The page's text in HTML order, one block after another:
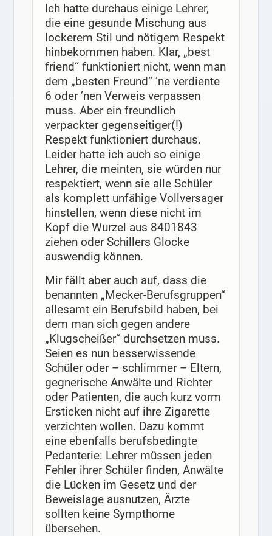
Ich hatte durchaus einige Lehrer,
die eine gesunde Mischung aus
lockerem Stil und nötigem Respekt
hinbekommen haben. Klar, „best
friend“ funktioniert nicht, wenn man
dem „besten Freund“ ’ne verdiente
6 oder ’nen Verweis verpassen
muss. Aber ein freundlich
verpackter gegenseitiger(!)
Respekt funktioniert durchaus.
Leider hatte ich auch so einige
Lehrer, die meinten, sie würden nur
respektiert, wenn sie alle Schüler
als komplett unfähige Vollversager
hinstellen, wenn diese nicht im
Kopf die Wurzel aus 8401843
ziehen oder Schillers Glocke
auswendig können.
Mir fällt aber auch auf, dass die
benannten „Mecker-Berufsgruppen“
allesamt ein Berufsbild haben, bei
dem man sich gegen andere
„Klugscheißer“ durchsetzen muss.
Seien es nun besserwissende
Schüler oder – schlimmer – Eltern,
gegnerische Anwälte und Richter
oder Patienten, die auch kurz vorm
Ersticken nicht auf ihre Zigarette
verzichten wollen. Dazu kommt
eine ebenfalls berufsbedingte
Pedanterie: Lehrer müssen jeden
Fehler ihrer Schüler finden, Anwälte
die Lücken im Gesetz und der
Beweislage ausnutzen, Ärzte
sollten keine Sympthome
übersehen.